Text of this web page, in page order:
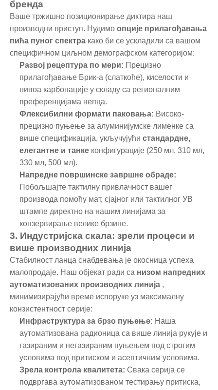
бренда
Ваше тржишно позиционирање диктира наш
производни приступ. Нудимо опције прилагођавања
пића пуног спектра како би се ускладили са вашом
специфичном циљном демографском категоријом:
Развој рецептура по мери: Прецизно
прилагођавање Брик-а (слаткоће), киселости и
нивоа карбонације у складу са регионалним
преференцијама непца.
Флексибилни формати паковања: Високо-
прецизно пуњење за алуминијумске лименке са
више спецификација, укључујући стандардне,
елегантне и танке конфигурације (250 мл, 310 мл,
330 мл, 500 мл).
Напредне површинске завршне обраде:
Побољшајте тактилну привлачност вашег
производа помоћу мат, сјајног или тактилног УВ
штампе директно на нашим линијама за
конзервирање велике брзине.
3. Индустријска скала: зрели процеси и
више производних линија
Стабилност ланца снабдевања је окосница успеха
малопродаје. Наш објекат ради са низом напредних
аутоматизованих производних линија ,
минимизирајући време испоруке уз максималну
конзистентност серије:
Инфраструктура за брзо пуњење: Наша
аутоматизована радионица са више линија рукује и
газираним и негазираним пуњењем под строгим
условима под притиском и асептичним условима.
Зрела контрола квалитета: Свака серија се
подвргава аутоматизованом тестирању притиска,